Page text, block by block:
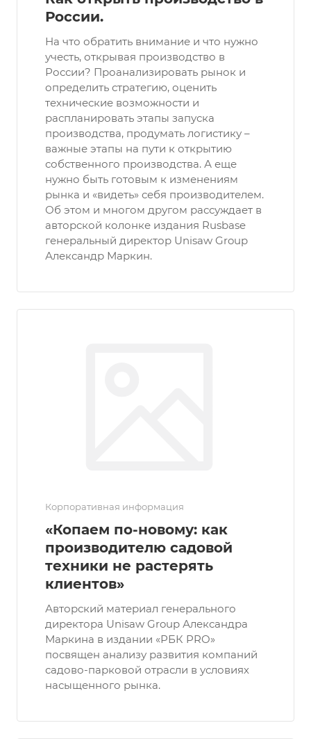
России.
На что обратить внимание и что нужно
учесть, открывая производство в
России? Проанализировать рынок и
определить стратегию, оценить
технические возможности и
распланировать этапы запуска
производства, продумать логистику –
важные этапы на пути к открытию
собственного производства. А еще
нужно быть готовым к изменениям
рынка и «видеть» себя производителем.
Об этом и многом другом рассуждает в
авторской колонке издания Rusbase
генеральный директор Unisaw Group
Александр Маркин.
Корпоративная информация
«Копаем по-новому: как
производителю садовой
техники не растерять
клиентов»
Авторский материал генерального
директора Unisaw Group Александра
Маркина в издании «РБК PRO»
посвящен анализу развития компаний
садово-парковой отрасли в условиях
насыщенного рынка.